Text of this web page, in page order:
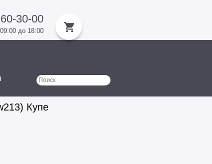
30-00
до 18:00
Форма поиска
Поиск
Купе